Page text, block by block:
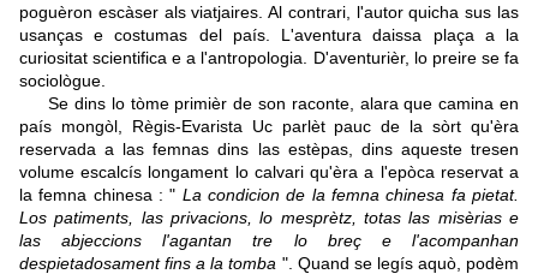
poguèron escàser als viatjaires. Al contrari, l'autor quicha sus las
usanças e costumas del país. L'aventura daissa plaça a la
curiositat scientifica e a l'antropologia. D'aventurièr, lo preire se fa
sociològue.
Se dins lo tòme primièr de son raconte, alara que camina en
país mongòl, Règis-Evarista Uc parlèt pauc de la sòrt qu'èra
reservada a las femnas dins las estèpas, dins aqueste tresen
volume escalcís longament lo calvari qu'èra a l'epòca reservat a
la femna chinesa : " La condicion de la femna chinesa fa pietat.
Los patiments, las privacions, lo mesprètz, totas las misèrias e
las abjeccions l'agantan tre lo breç e l'acompanhan
despietadosament fins a la tomba ". Quand se legís aquò, podèm